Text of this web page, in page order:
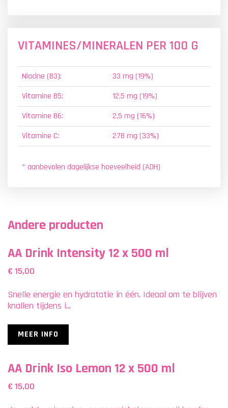
VITAMINES/MINERALEN PER 100 G
Niacine (B3):
33 mg (19%)
Vitamine B5:
12,5 mg (19%)
Vitamine B6:
2,5 mg (16%)
Vitamine C:
278 mg (33%)
* aanbevolen dagelijkse hoeveelheid (ADH)
Andere producten
AA Drink Intensity 12 x 500 ml
€ 15,00
Snelle energie en hydratatie in één. Ideaal om te blijven
knallen tijdens i...
MEER INFO
AA Drink Iso Lemon 12 x 500 ml
€ 15,00